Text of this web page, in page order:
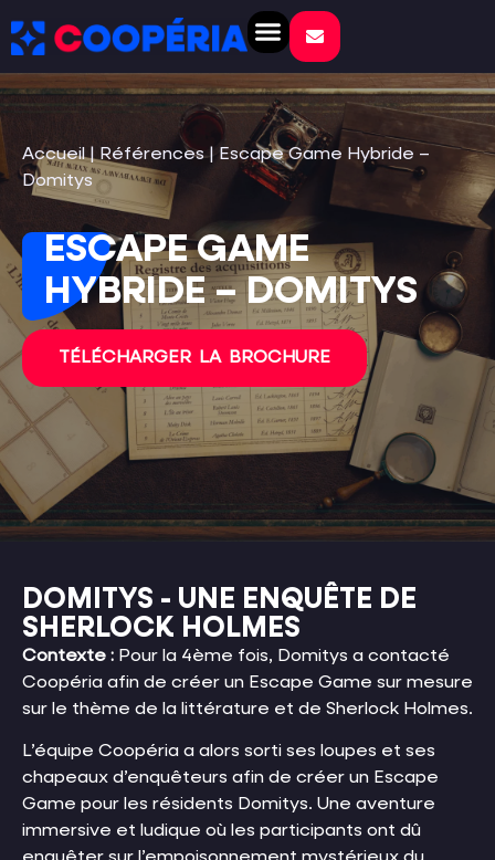
Accueil| Références|
Escape Game Hybride –
Domitys
ESCAPE GAME
HYBRIDE – DOMITYS
TÉLÉCHARGER LA BROCHURE
DOMITYS - UNE ENQUÊTE DE
SHERLOCK HOLMES
Contexte : Pour la 4ème fois, Domitys a contacté
Coopéria afin de créer un Escape Game sur mesure
sur le thème de la littérature et de Sherlock Holmes.
L’équipe Coopéria a alors sorti ses loupes et ses
chapeaux d’enquêteurs afin de créer un Escape
Game pour les résidents Domitys. Une aventure
immersive et ludique où les participants ont dû